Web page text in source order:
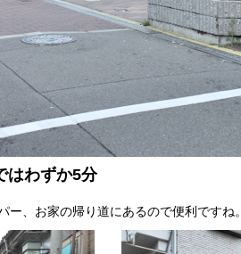
はわずか5分
、お家の帰り道にあるので便利ですね。